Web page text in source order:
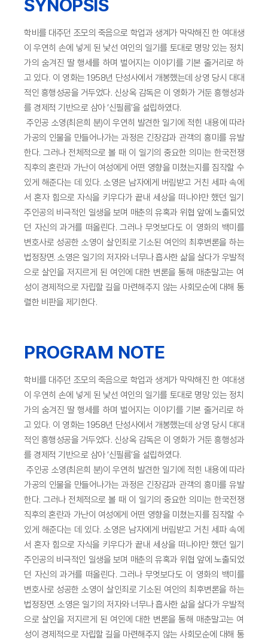
SYNOPSIS
학비를 대주던 조모의 죽음으로 학업과 생계가 막막해진 한 여대생
이 우연히 손에 넣게 된 낯선 여인의 일기를 토대로 명망 있는 정치
가의 숨겨진 딸 행세를 하며 벌어지는 이야기를 기본 줄거리로 하
고 있다. 이 영화는 1958년 단성사에서 개봉했는데 상영 당시 대대
적인 흥행성공을 거두었다. 신상옥 감독은 이 영화가 거둔 흥행성과
를 경제적 기반으로 삼아 ‘신필름’을 설립하였다.
주인공 소영(최은희 분)이 우연히 발견한 일기에 적힌 내용에 따라
가공의 인물을 만들어나가는 과정은 긴장감과 관객의 흥미를 유발
한다. 그러나 전체적으로 볼 때 이 일기의 중요한 의미는 한국전쟁
직후의 혼란과 가난이 여성에게 어떤 영향을 미쳤는지를 짐작할 수
있게 해준다는 데 있다. 소영은 남자에게 버림받고 거친 세파 속에
서 혼자 힘으로 자식을 키우다가 끝내 세상을 떠나야만 했던 일기
주인공의 비극적인 일생을 보며 매춘의 유혹과 위협 앞에 노출되었
던 자신의 과거를 떠올린다. 그러나 무엇보다도 이 영화의 백미를
변호사로 성공한 소영이 살인죄로 기소된 여인의 최후변론을 하는
법정장면. 소영은 일기의 저자와 너무나 흡사한 삶을 살다가 우발적
으로 살인을 저지르게 된 여인에 대한 변론을 통해 매춘말고는 여
성이 경제적으로 자립할 길을 마련해주지 않는 사회모순에 대해 통
렬한 비판을 제기한다.
PROGRAM NOTE
학비를 대주던 조모의 죽음으로 학업과 생계가 막막해진 한 여대생
이 우연히 손에 넣게 된 낯선 여인의 일기를 토대로 명망 있는 정치
가의 숨겨진 딸 행세를 하며 벌어지는 이야기를 기본 줄거리로 하
고 있다. 이 영화는 1958년 단성사에서 개봉했는데 상영 당시 대대
적인 흥행성공을 거두었다. 신상옥 감독은 이 영화가 거둔 흥행성과
를 경제적 기반으로 삼아 ‘신필름’을 설립하였다.
주인공 소영(최은희 분)이 우연히 발견한 일기에 적힌 내용에 따라
가공의 인물을 만들어나가는 과정은 긴장감과 관객의 흥미를 유발
한다. 그러나 전체적으로 볼 때 이 일기의 중요한 의미는 한국전쟁
직후의 혼란과 가난이 여성에게 어떤 영향을 미쳤는지를 짐작할 수
있게 해준다는 데 있다. 소영은 남자에게 버림받고 거친 세파 속에
서 혼자 힘으로 자식을 키우다가 끝내 세상을 떠나야만 했던 일기
주인공의 비극적인 일생을 보며 매춘의 유혹과 위협 앞에 노출되었
던 자신의 과거를 떠올린다. 그러나 무엇보다도 이 영화의 백미를
변호사로 성공한 소영이 살인죄로 기소된 여인의 최후변론을 하는
법정장면. 소영은 일기의 저자와 너무나 흡사한 삶을 살다가 우발적
으로 살인을 저지르게 된 여인에 대한 변론을 통해 매춘말고는 여
성이 경제적으로 자립할 길을 마련해주지 않는 사회모순에 대해 통